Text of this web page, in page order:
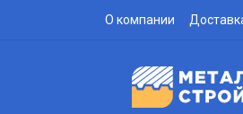
О компании